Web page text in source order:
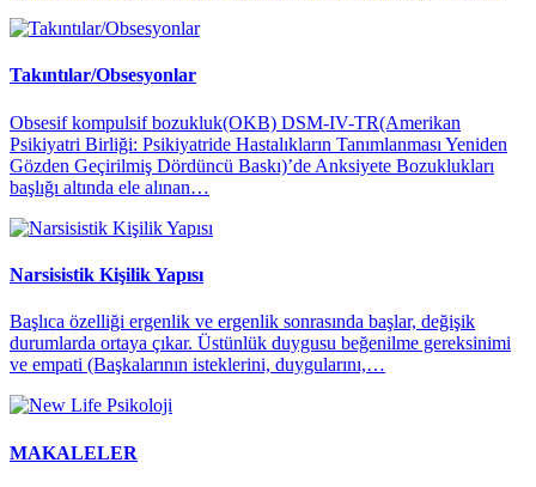
Takıntılar/Obsesyonlar
Obsesif kompulsif bozukluk(OKB) DSM-IV-TR(Amerikan
Psikiyatri Birliği: Psikiyatride Hastalıkların Tanımlanması Yeniden
Gözden Geçirilmiş Dördüncü Baskı)’de Anksiyete Bozuklukları
başlığı altında ele alınan…
Narsisistik Kişilik Yapısı
Başlıca özelliği ergenlik ve ergenlik sonrasında başlar, değişik
durumlarda ortaya çıkar. Üstünlük duygusu beğenilme gereksinimi
ve empati (Başkalarının isteklerini, duygularını,…
MAKALELER